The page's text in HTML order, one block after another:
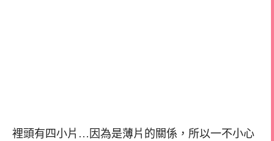
裡頭有四小片…因為是薄片的關係，所以一不小心